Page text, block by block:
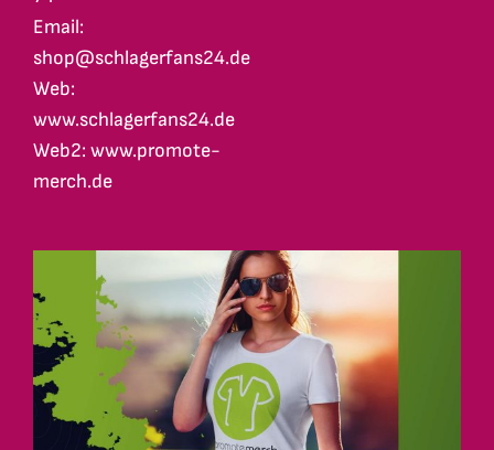
Email:
shop@schlagerfans24.de
Web:
www.schlagerfans24.de
Web2: www.promote-
merch.de